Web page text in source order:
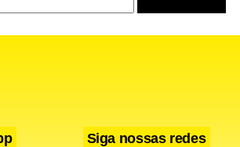
atual ranking masculino da FINA.
Siga nossas redes